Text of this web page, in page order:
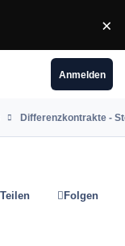
×
Anmelden
Differenzkontrakte -
Teilen Folgen